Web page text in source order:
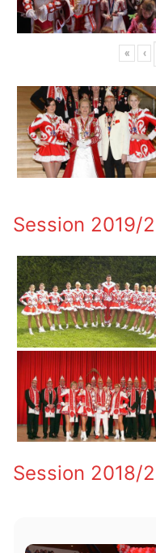
« ‹
Session 2019/
Session 2018/